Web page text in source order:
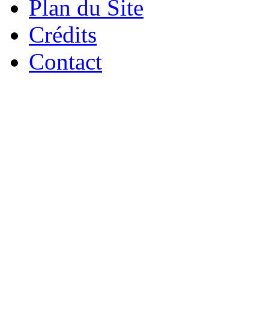
Plan du Site
Crédits
Contact